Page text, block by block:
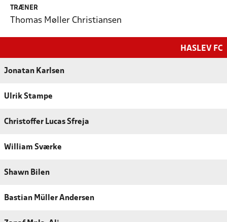
TRÆNER
Thomas Møller Christiansen
HASLEV FC
Jonatan Karlsen
Ulrik Stampe
Christoffer Lucas Sfreja
William Sværke
Shawn Bilen
Bastian Müller Andersen